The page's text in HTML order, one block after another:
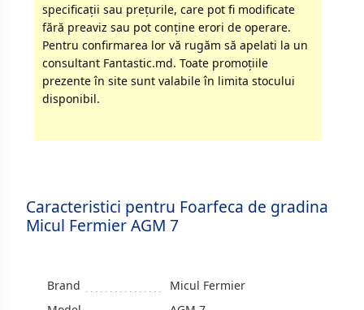
specificaţii sau preţurile, care pot fi modificate
fără preaviz sau pot conţine erori de operare.
Pentru confirmarea lor vă rugăm să apelati la un
consultant Fantastic.md. Toate promoţiile
prezente în site sunt valabile în limita stocului
disponibil.
Caracteristici pentru Foarfeca de gradina
Micul Fermier AGM 7
Brand
Micul Fermier